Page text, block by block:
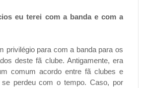
eu terei com a banda e com a
privilégio para com a banda para os
deste fã clube. Antigamente, era
comum acordo entre fã clubes e
perdeu com o tempo. Caso, por